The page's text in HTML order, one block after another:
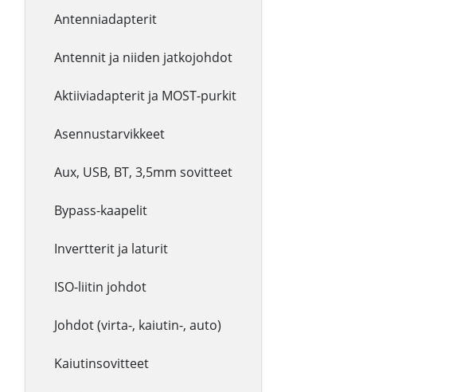
Antenniadapterit
Antennit ja niiden jatkojohdot
Aktiiviadapterit ja MOST-purkit
Asennustarvikkeet
Aux, USB, BT, 3,5mm sovitteet
Bypass-kaapelit
Invertterit ja laturit
ISO-liitin johdot
Johdot (virta-, kaiutin-, auto)
Kaiutinsovitteet